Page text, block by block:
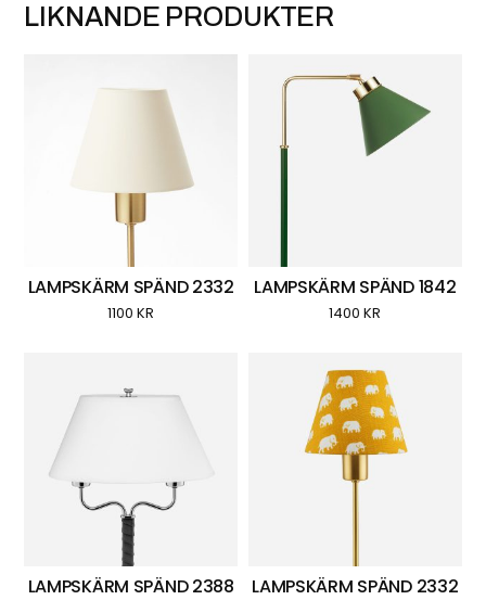
LIKNANDE PRODUKTER
LAMPSKÄRM SPÄND 2332
1100KR
LAMPSKÄRM SPÄND 1842
1400KR
LAMPSKÄRM SPÄND 2388 LAMPSKÄRM SPÄND 2332